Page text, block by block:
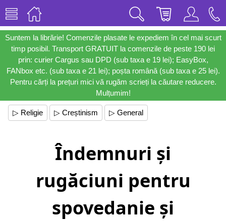
Suntem la librărie! Comenzile plasate le expediem în cel mai scurt
timp posibil. Transport GRATUIT la comenzile de peste 190 lei
prin: curier Cargus sau DPD (sub taxa e 19 lei); EasyBox,
FANbox etc. (sub taxa e 21 lei); poșta română (sub taxa e 25 lei).
Pentru cărți la prețuri mici vă rugăm scrieți la căutare reducere.
Mulțumim!
▷ Religie ▷ Creștinism ▷ General
Îndemnuri și
rugăciuni pentru
spovedanie și